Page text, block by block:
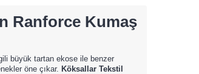
Ranforce Kumaş
büyük tartan ekose ile benzer
öne çıkar. Köksallar Tekstil